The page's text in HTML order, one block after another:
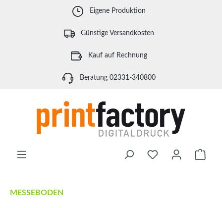
Zum Hauptinhalt springen Eigene Produktion
Günstige Versandkosten
Kauf auf Rechnung
Beratung 02331-340800
MESSEBODEN